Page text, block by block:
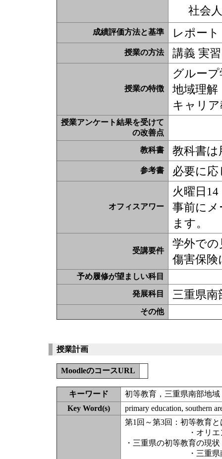
社会
成績評価方法と基準 レポー
授業の方法 講義 実習
授業の特徴
グルー
地域理解
キャリ
授業アンケート結果を受けて
の改善点
教科書 教科書は
参考書 必要に
オフィスアワー
火曜日
事前にメ
ます。
受講要件
学外での
傷害保
予め履修が望ましい科目
発展科目 三重県
その他
授業計画
MoodleのコースURL
キーワード
初等教育，三重県南部地域
Key Word(s)
primary education, southern
第1回～第3回：初等教育と
・オリエンテ
・三重県の初等教育の現状
・三重県南部